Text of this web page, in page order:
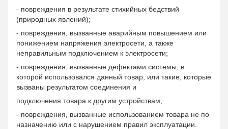
- повреждения в результате стихийных бедствий
(природных явлений);
- повреждения, вызванные аварийным повышением или
понижением напряжения электросети, а также
неправильным подключением к электросети;
- повреждения, вызванные дефектами системы, в
которой использовался данный товар, или такие, которые
вызваны результатом соединения и
подключения товара к другим устройствам;
- повреждения, вызванные использованием товара не по
назначению или с нарушением правил эксплуатации.